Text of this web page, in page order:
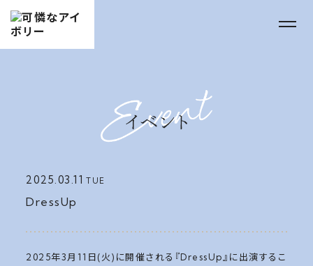
2025.03.11 TUE
DressUp
2025年3月11日(火)に開催される『DressUp』に出演するこ